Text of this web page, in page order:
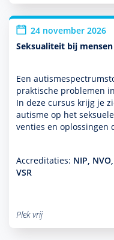
24 november 2026
Seksualiteit bij
Een
prak­tische pro­ble­men
In deze cursus krijg je
autisme op het
venties en oplos­singen
Accreditaties: NIP,
VSR
Plek vrij